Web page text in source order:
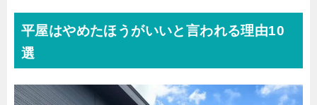
平屋はやめたほうがいいと言われる理由10
選